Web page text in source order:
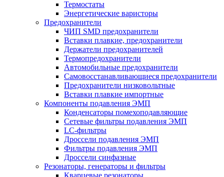
Термостаты
Энергетические варисторы
Предохранители
ЧИП SMD предохранители
Вставки плавкие, предохранители
Держатели предохранителей
Термопредохранители
Автомобильные предохранители
Самовосстанавливающиеся предохранители
Предохранители низковольтные
Вставки плавкие импортные
Компоненты подавления ЭМП
Конденсаторы помехоподавляющие
Сетевые фильтры подавления ЭМП
LC-фильтры
Дроссели подавления ЭМП
Фильтры подавления ЭМП
Дроссели синфазные
Резонаторы, генераторы и фильтры
Кварцевые резонаторы